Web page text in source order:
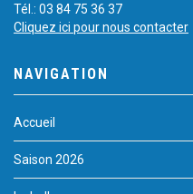
Tél.: 03 84 75 36 37
Cliquez ici pour nous contacter
NAVIGATION
Accueil
Saison 2026